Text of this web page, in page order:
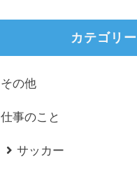
カテゴリー
その他
仕事のこと
サッカー